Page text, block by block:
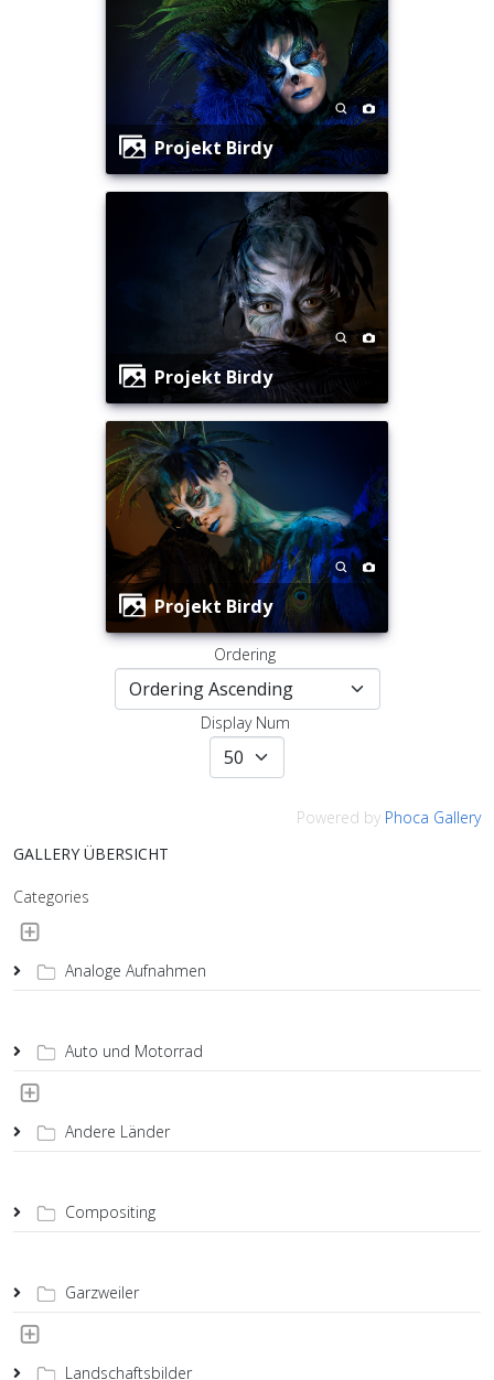
Projekt Birdy
Projekt Birdy
Projekt Birdy
Ordering
Display Num
Powered by Phoca Gallery
GALLERY ÜBERSICHT
Categories
Analoge Aufnahmen
Auto und Motorrad
Andere Länder
Compositing
Garzweiler
Landschaftsbilder